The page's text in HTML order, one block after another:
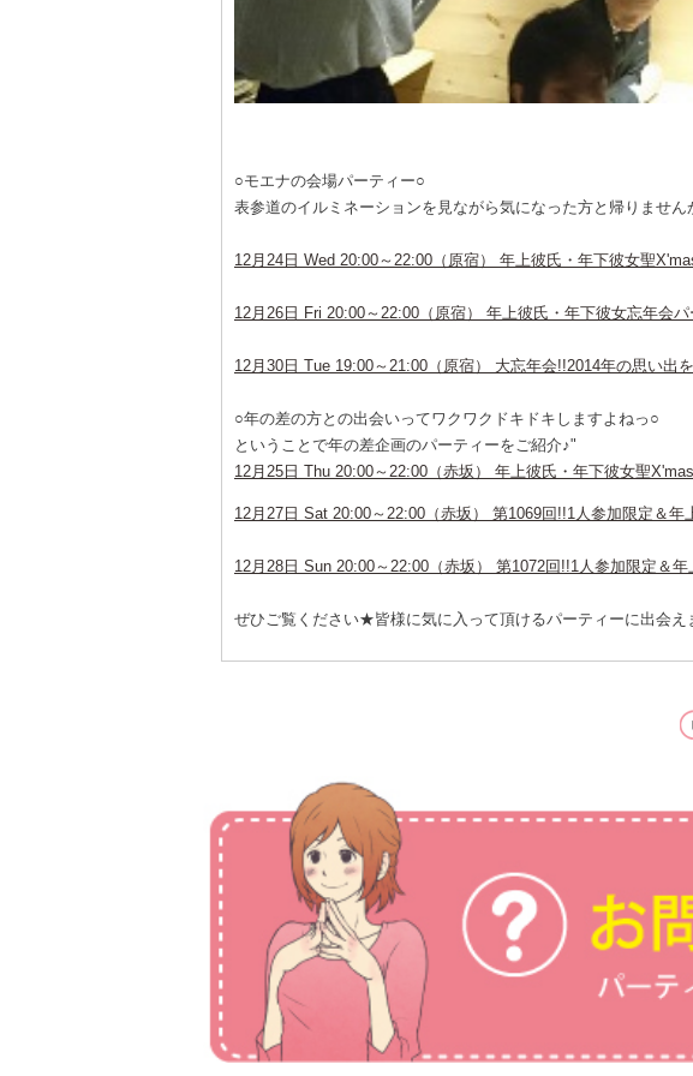
○モエナの会場パーティー○
表参道のイルミネーションを見ながら気になった方と帰りません
12月24日 Wed 20:00～22:00（原宿） 年上彼氏・年下彼女聖
12月26日 Fri 20:00～22:00（原宿） 年上彼氏・年下彼女忘年会
12月30日 Tue 19:00～21:00（原宿） 大忘年会!!2014年の思い出
○年の差の方との出会いってワクワクドキドキしますよねっ○
ということで年の差企画のパーティーをご紹介♪"
12月25日 Thu 20:00～22:00（赤坂） 年上彼氏・年下彼女聖
12月27日 Sat 20:00～22:00（赤坂） 第1069回!!1人参加限定＆
12月28日 Sun 20:00～22:00（赤坂） 第1072回!!1人参加限定＆
ぜひご覧ください★皆様に気に入って頂けるパーティーに出会え